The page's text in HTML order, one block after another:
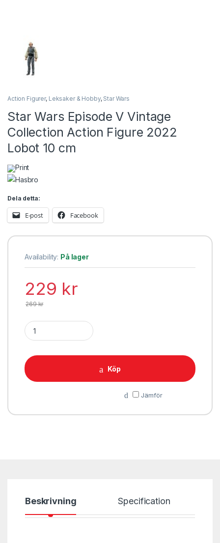
Action Figurer, Leksaker & Hobby, Star Wars
Star Wars Episode V Vintage
Collection Action Figure 2022
Lobot 10 cm
Print
Dela detta:
E-post Facebook
Availability: På lager
229 kr
269kr
Star Wars Episode V Vintage Collection Action Figure 2022
Köp
Jämför
Beskrivning Specification